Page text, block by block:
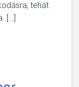
tehát
[…]